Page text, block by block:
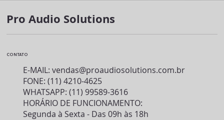
Pro Audio Solutions
CONTATO
E-MAIL:vendas@proaudiosolutions.com.br
FONE: (11) 4210-4625
WHATSAPP: (11) 99589-3616
HORÁRIO DE FUNCIONAMENTO:
Segunda à Sexta - Das 09h às 18h